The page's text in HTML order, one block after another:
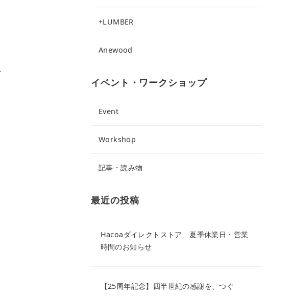
+LUMBER
Anewood
イベント・ワークショップ
Event
Workshop
記事・読み物
最近の投稿
Hacoaダイレクトストア 夏季休業日・営業
時間のお知らせ
【25周年記念】四半世紀の感謝を、つぐ